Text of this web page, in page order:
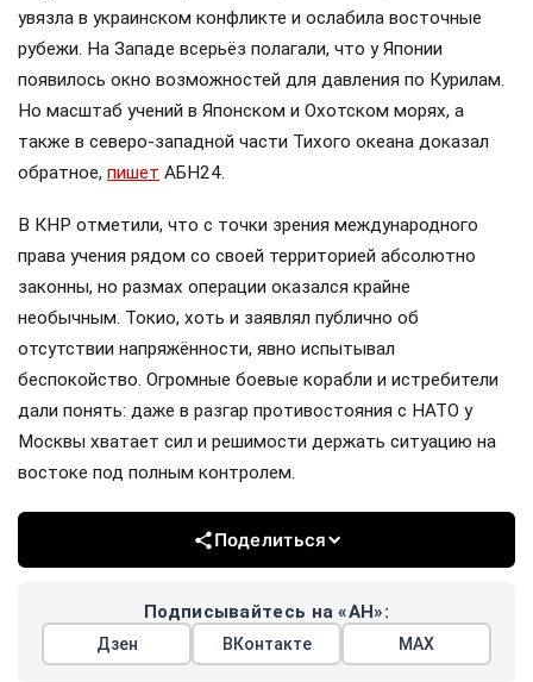
увязла в украинском конфликте и ослабила восточные
рубежи. На Западе всерьёз полагали, что у Японии
появилось окно возможностей для давления по Курилам.
Но масштаб учений в Японском и Охотском морях, а
также в северо-западной части Тихого океана доказал
обратное, пишет АБН24.
В КНР отметили, что с точки зрения международного
права учения рядом со своей территорией абсолютно
законны, но размах операции оказался крайне
необычным. Токио, хоть и заявлял публично об
отсутствии напряжённости, явно испытывал
беспокойство. Огромные боевые корабли и истребители
дали понять: даже в разгар противостояния с НАТО у
Москвы хватает сил и решимости держать ситуацию на
востоке под полным контролем.
Поделиться
Подписывайтесь на «АН»:
Дзен ВКонтакте МАХ